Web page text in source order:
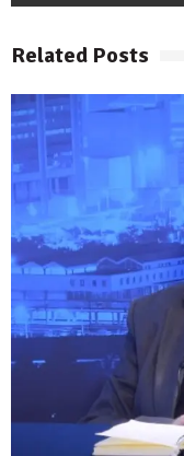
Related Posts